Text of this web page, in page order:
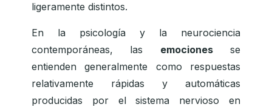
ligeramente distintos.
En la psicología y la neurociencia
contemporáneas, las emocionesse
entienden generalmente como respuestas
relativamente rápidas y automáticas
producidas por el sistema nervioso en